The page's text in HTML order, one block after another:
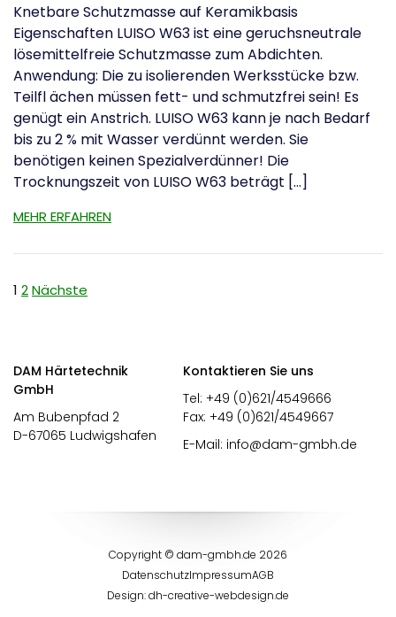
Knetbare Schutzmasse auf Keramikbasis
Eigenschaften LUISO W63 ist eine geruchsneutrale
lösemittelfreie Schutzmasse zum Abdichten.
Anwendung: Die zu isolierenden Werksstücke bzw.
Teilfl ächen müssen fett- und schmutzfrei sein! Es
genügt ein Anstrich. LUISO W63 kann je nach Bedarf
bis zu 2 % mit Wasser verdünnt werden. Sie
benötigen keinen Spezialverdünner! Die
Trocknungszeit von LUISO W63 beträgt […]
MEHR ERFAHREN
Seitennummerierung
Beiträge
1 2Nächste
DAM Härtetechnik
GmbH
Am Bubenpfad 2
D-67065 Ludwigshafen
Kontaktieren Sie uns
Tel: +49 (0)621/4549666
Fax: +49 (0)621/4549667
E-Mail: info@dam-gmbh.de
Copyright © dam-gmbh.de 2026
DatenschutzImpressumAGB
Design:dh-creative-webdesign.de